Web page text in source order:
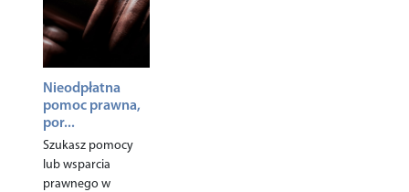
Nieodpłatna
pomoc prawna,
por...
Szukasz pomocy
lub wsparcia
prawnego w